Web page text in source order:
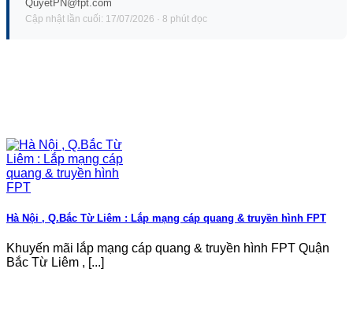
QuyetPN@fpt.com
Cập nhật lần cuối: 17/07/2026 · 8 phút đọc
Hà Nội , Q.Bắc Từ Liêm : Lắp mạng cáp quang & truyền hình FPT
Khuyến mãi lắp mạng cáp quang & truyền hình FPT Quận
Bắc Từ Liêm , [...]